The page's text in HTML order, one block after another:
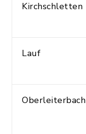
Kirchschletten
Lauf
Oberleiterbach